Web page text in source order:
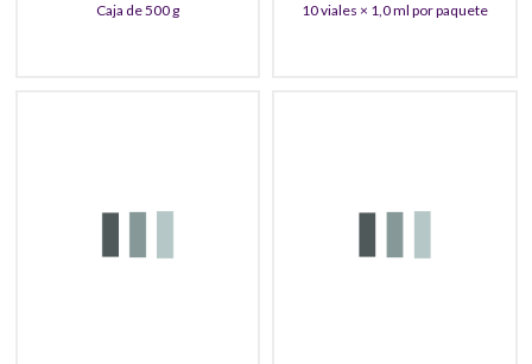
Caja de 500 g 10 viales × 1,0 ml por paquete